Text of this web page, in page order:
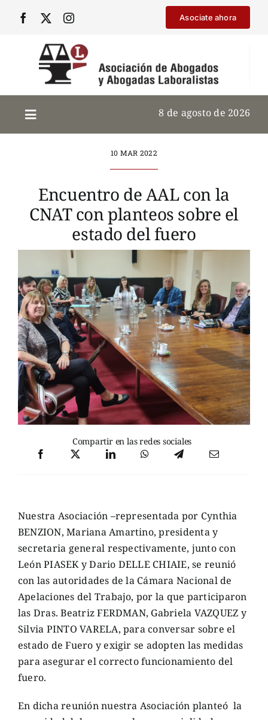
Asociate ahora
8 de agosto de 2026
10 MAR 2022
Encuentro de AAL con la
CNAT con planteos sobre el
estado del fuero
Compartir en las redes sociales
Nuestra Asociación –representada por Cynthia
BENZION, Mariana Amartino, presidenta y
secretaria general respectivamente, junto con
León PIASEK y Dario DELLE CHIAIE, se reunió
con las autoridades de la Cámara Nacional de
Apelaciones del Trabajo, por la que participaron
las Dras. Beatriz FERDMAN, Gabriela VAZQUEZ y
Silvia PINTO VARELA, para conversar sobre el
estado de Fuero y exigir se adopten las medidas
para asegurar el correcto funcionamiento del
fuero.
En dicha reunión nuestra Asociación planteó la